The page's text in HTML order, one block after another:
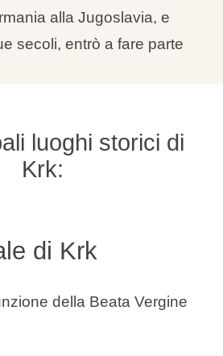
alla Jugoslavia, e
secoli, entrò a fare parte
luoghi storici di
Krk:
di Krk
della Beata Vergine